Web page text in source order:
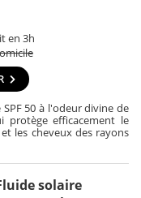
en 3h
50 à l'odeur divine de
protège efficacement le
les cheveux des rayons
solaire